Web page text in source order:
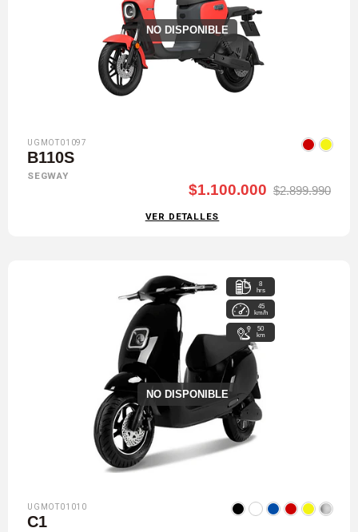
NO DISPONIBLE
UGMOT01097
B110S
SEGWAY
$1.100.000 $2.899.990
VER DETALLES
NO DISPONIBLE
8
hrs
45
km/h
50
km
UGMOT01010
C1